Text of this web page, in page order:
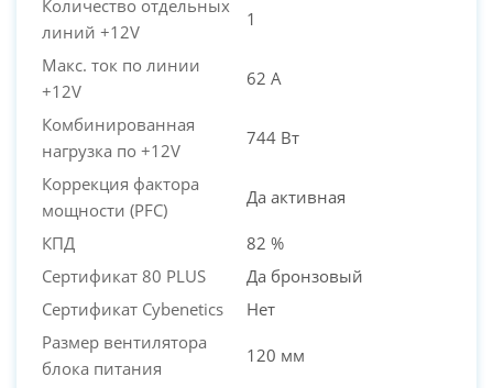
Количество отдельных
линий +12V
1
Макс. ток по линии
+12V
62 А
Комбинированная
нагрузка по +12V
744 Вт
Коррекция фактора
мощности (PFC)
Да активная
КПД
82 %
Сертификат 80 PLUS
Да бронзовый
Сертификат Cybenetics
Нет
Размер вентилятора
блока питания
120 мм